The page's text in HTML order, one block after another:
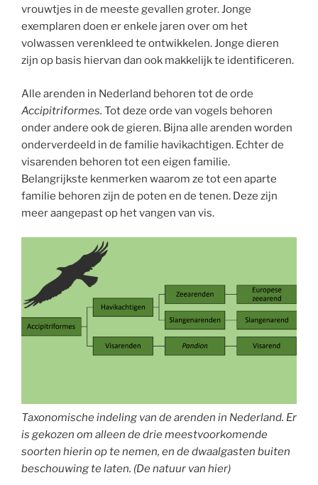
vrouwtjes in de meeste gevallen groter. Jonge
exemplaren doen er enkele jaren over om het
volwassen verenkleed te ontwikkelen. Jonge dieren
zijn op basis hiervan dan ook makkelijk te identificeren.
Alle arenden in Nederland behoren tot de orde
Accipitriformes. Tot deze orde van vogels behoren
onder andere ook de gieren. Bijna alle arenden worden
onderverdeeld in de familie havikachtigen. Echter de
visarenden behoren tot een eigen familie.
Belangrijkste kenmerken waarom ze tot een aparte
familie behoren zijn de poten en de tenen. Deze zijn
meer aangepast op het vangen van vis.
Taxonomische indeling van de arenden in Nederland. Er
is gekozen om alleen de drie meestvoorkomende
soorten hierin op te nemen, en de dwaalgasten buiten
beschouwing te laten. (De natuur van hier)